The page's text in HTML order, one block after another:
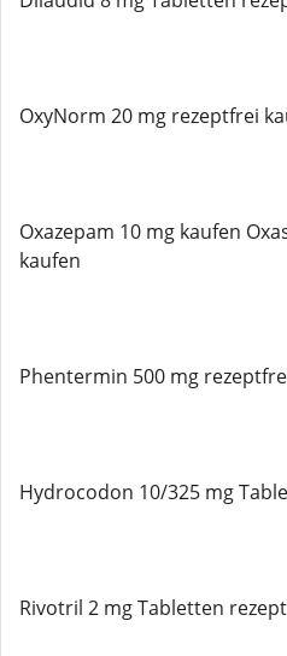
OxyNorm 20 mg rezeptfrei
Oxazepam 10 mg kaufen
kaufen
Phentermin 500 mg
Hydrocodon 10/325 mg
Rivotril 2 mg Tabletten